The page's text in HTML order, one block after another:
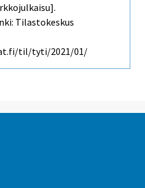
Tilastokeskus
til/tyti/2021/01/